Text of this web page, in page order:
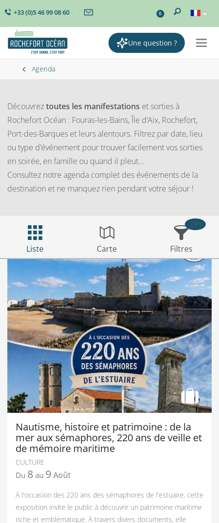
+33 (0)5 46 99 08 60 0
Une question ?
Agenda
Découvreztoutes les manifestations et sorties à
Rochefort Océan : Fouras-les-Bains, Île d’Aix, Rochefort,
Port-des-Barques et leurs alentours. Filtrez par date, lieu
ou type d’événement pour trouver facilement vos sorties
en soirée, en famille ou quand il pleut...
Consultez notre agenda complet des événements de la
destination et ne manquez rien pendant votre séjour !
Liste Carte Filtres
299
Nautisme, histoire et patrimoine : de la
mer aux sémaphores, 220 ans de veille et
de mémoire maritime
CULTURE
Du 8 au 9 Août
À l'occasion des 220 ans des sémaphores de l'estuaire, cette
exposition invite le public à découvrir un patrimoine maritime
riche et emblématique. À travers divers documents, elle